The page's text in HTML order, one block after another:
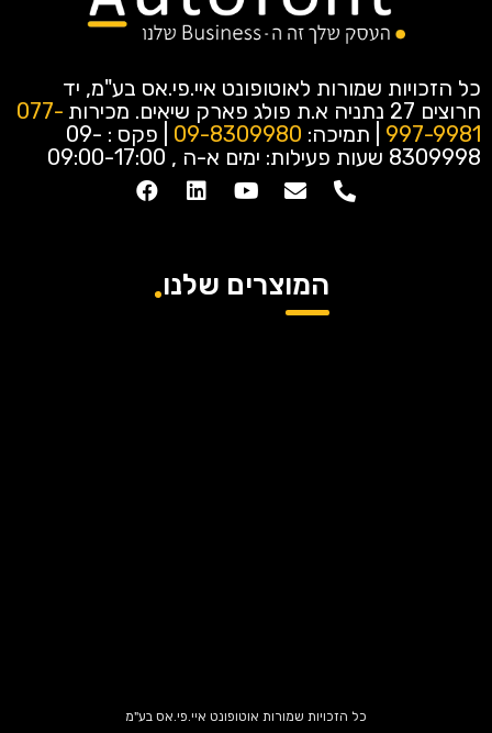
כל הזכויות שמורות לאוטופונט איי.פי.אס בע"מ, יד
חרוצים 27 נתניה א.ת פולג פארק שיאים.
מכירות 077-
997-9981
| תמיכה: 09-8309980
| פקס : 09-
8309998 שעות פעילות: ימים א-ה , 09:00-17:00
המוצרים שלנו
כל הזכויות שמורות אוטופונט איי.פי.אס בע"מ